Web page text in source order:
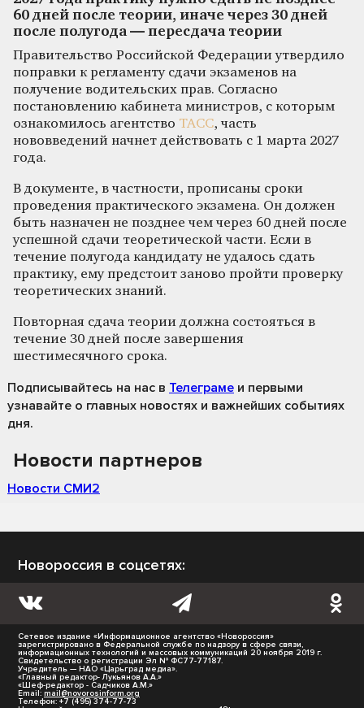
60 дней после теории, иначе через 30 дней
после полугода — пересдача теории
Правительство Российской Федерации утвердило
поправки к регламенту сдачи экзаменов на
получение водительских прав. Согласно
постановлению кабинета министров, с которым
ознакомилось агентство ТАСС, часть
нововведений начнет действовать с 1 марта 2027
года.
В документе, в частности, прописаны сроки
проведения практического экзамена. Он должен
быть назначен не позднее чем через 60 дней после
успешной сдачи теоретической части. Если в
течение полугода кандидату не удалось сдать
практику, ему предстоит заново пройти проверку
теоретических знаний.
Повторная сдача теории должна состояться в
течение 30 дней после завершения
шестимесячного срока.
Подписывайтесь на нас в Телеграме и первыми
узнавайте о главных новостях и важнейших событиях
дня.
Новости партнеров
Новости СМИ2
Новороссия в соцсетях:
Сетевое издание «Информационное агентство «Новороссия»
зарегистрировано в Федеральной службе по надзору в сфере связи,
информационных технологий и массовых коммуникаций 20 ноября 2019 г.
Свидетельство о регистрации Эл № ФС77-77187.
Учредитель — НАО «Царьград медиа».
«Главный редактор- Лукьянов А.А.»
«Шеф-редактор - Садчиков А.М.»
Email: mail@novorosinform.org
Телефон: +7 (495) 374-77-73